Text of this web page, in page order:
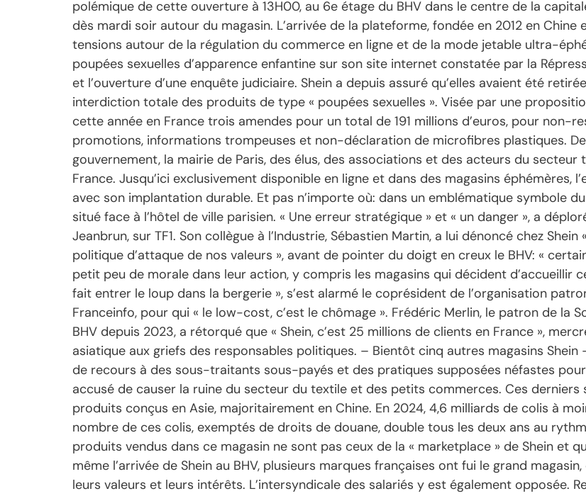
polémique de cette ouverture à 13H00, au 6e étage du BHV dans le centre de la
dès mardi soir autour du magasin. L’arrivée de la plateforme, fondée en 2012 en
tensions autour de la régulation du commerce en ligne et de la mode jetable ultra-
poupées sexuelles d’apparence enfantine sur son site internet constatée par la
et l’ouverture d’une enquête judiciaire. Shein a depuis assuré qu’elles avaient été
interdiction totale des produits de type « poupées sexuelles ». Visée par une
cette année en France trois amendes pour un total de 191 millions d’euros, pour non-
promotions, informations trompeuses et non-déclaration de microfibres plastiques.
gouvernement, la mairie de Paris, des élus, des associations et des acteurs du
France. Jusqu’ici exclusivement disponible en ligne et dans des magasins
avec son implantation durable. Et pas n’importe où: dans un emblématique symbole
situé face à l’hôtel de ville parisien. « Une erreur stratégique » et « un danger », a
Jeanbrun, sur TF1. Son collègue à l’Industrie, Sébastien Martin, a lui dénoncé chez
politique d’attaque de nos valeurs », avant de pointer du doigt en creux le BHV: «
petit peu de morale dans leur action, y compris les magasins qui décident d’accueillir
fait entrer le loup dans la bergerie », s’est alarmé le coprésident de l’organisation
Franceinfo, pour qui « le low-cost, c’est le chômage ». Frédéric Merlin, le patron de la
BHV depuis 2023, a rétorqué que « Shein, c’est 25 millions de clients en France »,
asiatique aux griefs des responsables politiques. – Bientôt cinq autres magasins
de recours à des sous-traitants sous-payés et des pratiques supposées néfastes pour
accusé de causer la ruine du secteur du textile et des petits commerces. Ces
produits conçus en Asie, majoritairement en Chine. En 2024, 4,6 milliards de colis à
nombre de ces colis, exemptés de droits de douane, double tous les deux ans au
produits vendus dans ce magasin ne sont pas ceux de la « marketplace » de Shein et
même l’arrivée de Shein au BHV, plusieurs marques françaises ont fui le grand
leurs valeurs et leurs intérêts. L’intersyndicale des salariés y est également opposée.